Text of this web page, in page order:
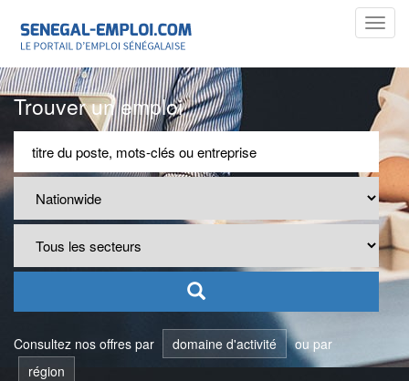
Trouver un emploi
Consultez nos offres par domaine d'activité
ou par
région